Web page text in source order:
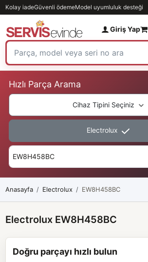
Kolay iadeGüvenli ödemeModel uyumluluk desteği
Giriş Yap
Hızlı Parça Arama
Cihaz Tipini Seçiniz
Electrolux
Anasayfa Electrolux EW8H458BC
Electrolux EW8H458BC
Doğru parçayı hızlı bulun